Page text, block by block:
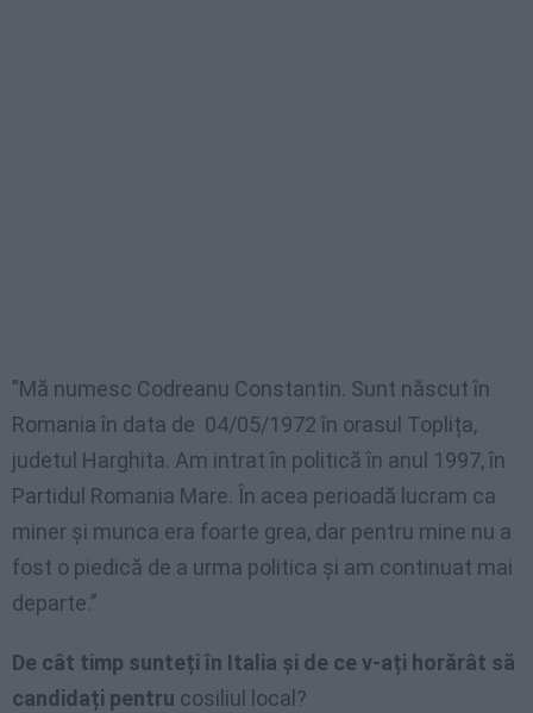
”Mă numesc Codreanu Constantin. Sunt născut în
Romania în data de 04/05/1972 în orasul Toplița,
judetul Harghita. Am intrat în politică în anul 1997, în
Partidul Romania Mare. În acea perioadă lucram ca
miner și munca era foarte grea, dar pentru mine nu a
fost o piedică de a urma politica și am continuat mai
departe.”
De cât timp sunteți în Italia și de ce v-ați horărât să
candidați pentru cosiliul local?